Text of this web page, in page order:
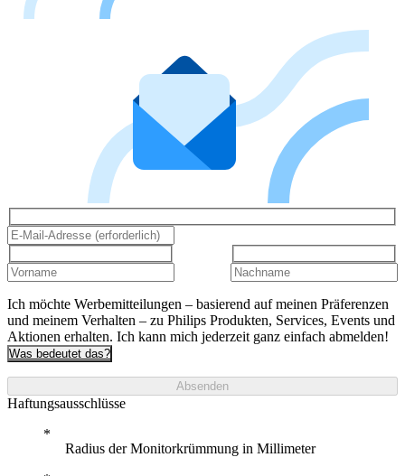
Ich möchte Werbemitteilungen – basierend auf meinen Präferenzen
und meinem Verhalten – zu Philips Produkten, Services, Events und
Aktionen erhalten. Ich kann mich jederzeit ganz einfach abmelden!
Was bedeutet das?
Absenden
Haftungsausschlüsse
Radius der Monitorkrümmung in Millimeter